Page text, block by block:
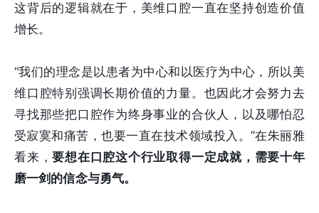
这背后的逻辑就在于，美维口腔一直在坚持创造价值
增长。
“我们的理念是以患者为中心和以医疗为中心，所以美
维口腔特别强调长期价值的力量。也因此才会努力去
寻找那些把口腔作为终身事业的合伙人，以及哪怕忍
受寂寞和痛苦，也要一直在技术领域投入。”在朱丽雅
看来，要想在口腔这个行业取得一定成就，需要十年
磨一剑的信念与勇气。